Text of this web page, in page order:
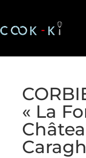
« La